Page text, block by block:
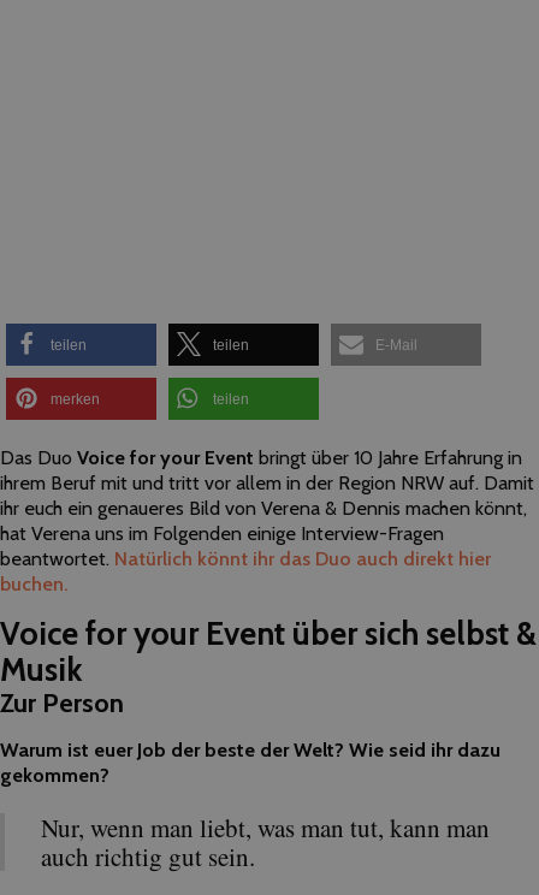
teilen teilen E-Mail
merken teilen
Das Duo Voice for your Event bringt über 10 Jahre Erfahrung in
ihrem Beruf mit und tritt vor allem in der Region NRW auf. Damit
ihr euch ein genaueres Bild von Verena & Dennis machen könnt,
hat Verena uns im Folgenden einige Interview-Fragen
beantwortet. Natürlich könnt ihr das Duo auch direkt hier
buchen.
Voice for your Event über sich selbst &
Musik
Zur Person
Warum ist euer Job der beste der Welt? Wie seid ihr dazu
gekommen?
Nur, wenn man liebt, was man tut, kann man
auch richtig gut sein.